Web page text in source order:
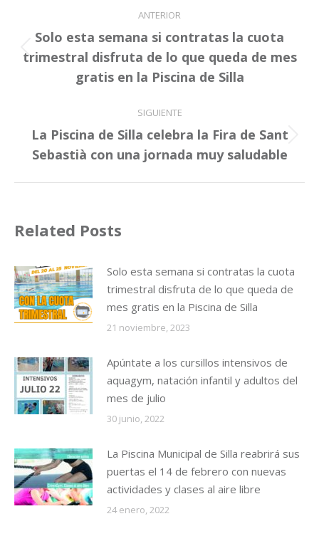
entre
publicaciones
ANTERIOR
Publicación
anterior:
Solo esta semana si contratas la cuota
trimestral disfruta de lo que queda de mes
gratis en la Piscina de Silla
SIGUIENTE
Publicación
siguiente:
La Piscina de Silla celebra la Fira de Sant
Sebastià con una jornada muy saludable
Related Posts
Solo esta semana si contratas la cuota
trimestral disfruta de lo que queda de
mes gratis en la Piscina de Silla
21 noviembre, 2023
Apúntate a los cursillos intensivos de
aquagym, natación infantil y adultos del
mes de julio
30 junio, 2022
La Piscina Municipal de Silla reabrirá sus
puertas el 14 de febrero con nuevas
actividades y clases al aire libre
24 enero, 2022